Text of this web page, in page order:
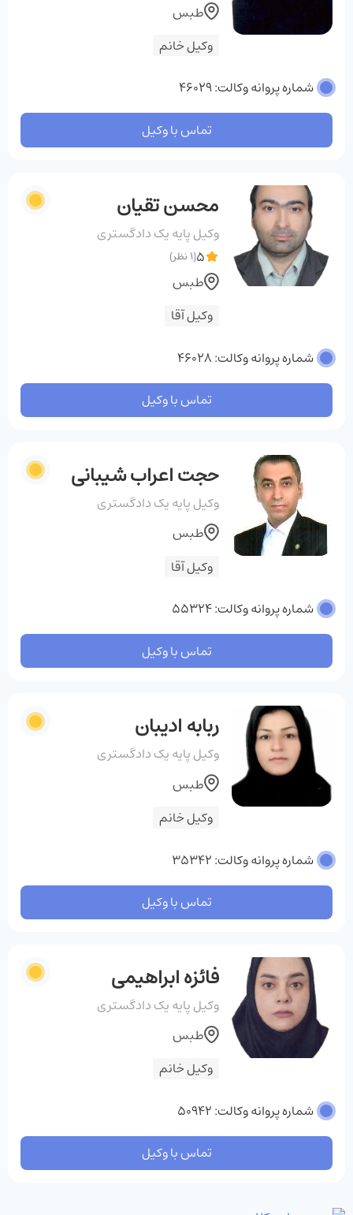
وکیل خانم
طبس
شماره پروانه وکالت: 46029
تماس با وکیل
محسن تقیان
وکیل پایه یک دادگستری
5(1 نظر)
وکیل آقا
طبس
شماره پروانه وکالت: 46028
تماس با وکیل
حجت اعراب شیبانی
وکیل پایه یک دادگستری
وکیل آقا
طبس
شماره پروانه وکالت: 55324
تماس با وکیل
ربابه ادیبان
وکیل پایه یک دادگستری
وکیل خانم
طبس
شماره پروانه وکالت: 35342
تماس با وکیل
فائزه ابراهیمی
وکیل پایه یک دادگستری
وکیل خانم
طبس
شماره پروانه وکالت: 50942
تماس با وکیل